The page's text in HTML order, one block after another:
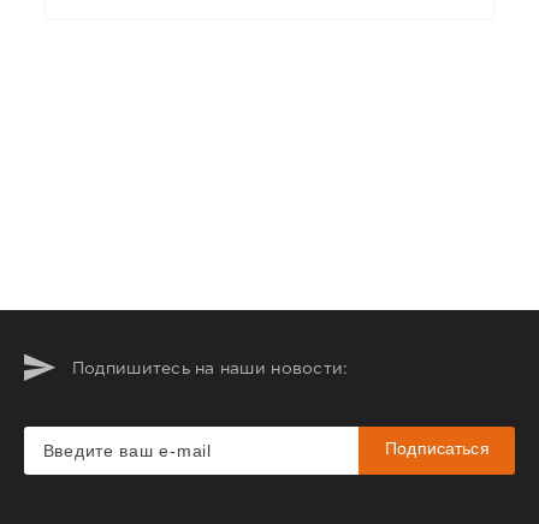
Подпишитесь на наши новости:
Подписаться